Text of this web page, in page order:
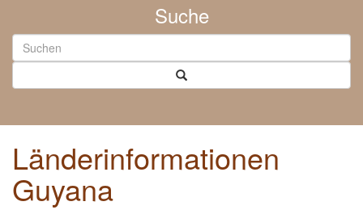
Suche
Länderinformationen
Guyana